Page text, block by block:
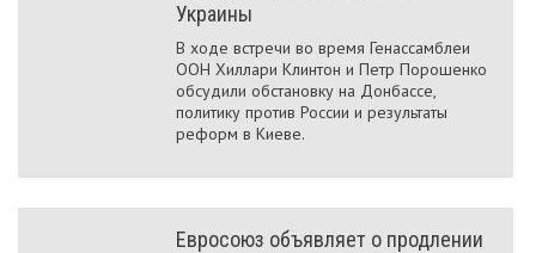
Украины
В ходе встречи во время Генассамблеи
ООН Хиллари Клинтон и Петр Порошенко
обсудили обстановку на Донбассе,
политику против России и результаты
реформ в Киеве.
Евросоюз объявляет о продлении